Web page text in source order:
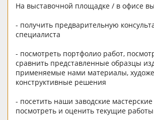
На выставочной площадке / в офисе
- получить предварительную
специалиста
- посмотреть портфолио работ,
сравнить представленные образцы
применяемые нами материалы,
конструктивные решения
- посетить наши заводские
посмотреть и оценить текущие